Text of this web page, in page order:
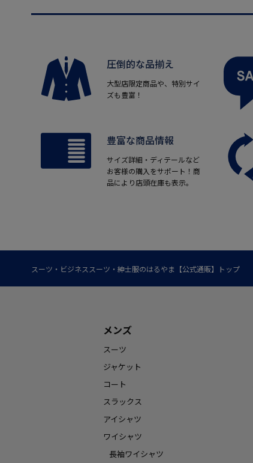
圧倒的な品揃え
大型店限定商品や、特別サイ
ズも豊富！
豊富な商品情報
サイズ詳細・ディテールなど
お客様の購入をサポート！商
品により店頭在庫も表示。
スーツ・ビジネススーツ・紳士服のはるやま【公式通販】トップ
メンズ
スーツ
ジャケット
コート
スラックス
アイシャツ
ワイシャツ
長袖ワイシャツ